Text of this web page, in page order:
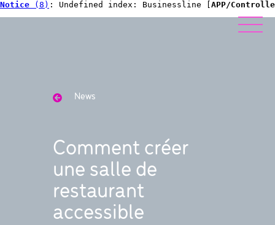
Notice (8) : Undefined index: Businessline [ APP/
News
Comment créer
une salle de
restaurant
accessible